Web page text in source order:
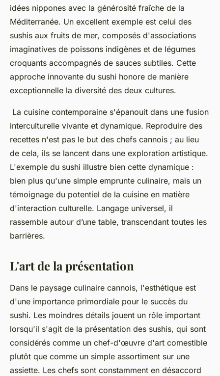
idées nippones avec la générosité fraîche de la
Méditerranée. Un excellent exemple est celui des
sushis aux fruits de mer, composés d'associations
imaginatives de poissons indigènes et de légumes
croquants accompagnés de sauces subtiles. Cette
approche innovante du sushi honore de manière
exceptionnelle la diversité des deux cultures.
La cuisine contemporaine s'épanouit dans une fusion
interculturelle vivante et dynamique. Reproduire des
recettes n'est pas le but des chefs cannois ; au lieu
de cela, ils se lancent dans une exploration artistique.
L'exemple du sushi illustre bien cette dynamique :
bien plus qu'une simple emprunte culinaire, mais un
témoignage du potentiel de la cuisine en matière
d'interaction culturelle. Langage universel, il
rassemble autour d’une table, transcendant toutes les
barrières.
L'art de la présentation
Dans le paysage culinaire cannois, l'esthétique est
d'une importance primordiale pour le succès du
sushi. Les moindres détails jouent un rôle important
lorsqu'il s'agit de la présentation des sushis, qui sont
considérés comme un chef-d'œuvre d'art comestible
plutôt que comme un simple assortiment sur une
assiette. Les chefs sont constamment en désaccord